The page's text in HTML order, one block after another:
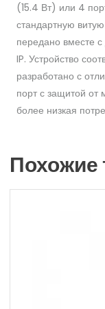
(15.4 Вт) или 4
стандартную
передано вместе
IP. Устройство
разработано с
порт с защитой от
более низкая
Похожие